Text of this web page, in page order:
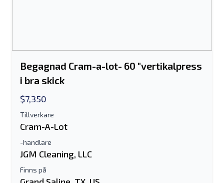
Begagnad Cram-a-lot- 60 "vertikalpress
i bra skick
$7,350
Tillverkare
Cram-A-Lot
-handlare
JGM Cleaning, LLC
Finns på